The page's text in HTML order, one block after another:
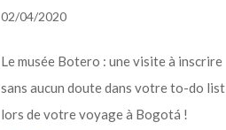
02/04/2020
Le musée Botero : une visite à inscrire
sans aucun doute dans votre to-do list
lors de votre voyage à Bogotá !